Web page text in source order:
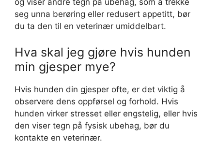
og viser andre tegn på ubehag, som å trekke
seg unna berøring eller redusert appetitt, bør
du ta den til en veterinær umiddelbart.
Hva skal jeg gjøre hvis hunden
min gjesper mye?
Hvis hunden din gjesper ofte, er det viktig å
observere dens oppførsel og forhold. Hvis
hunden virker stresset eller engstelig, eller hvis
den viser tegn på fysisk ubehag, bør du
kontakte en veterinær.